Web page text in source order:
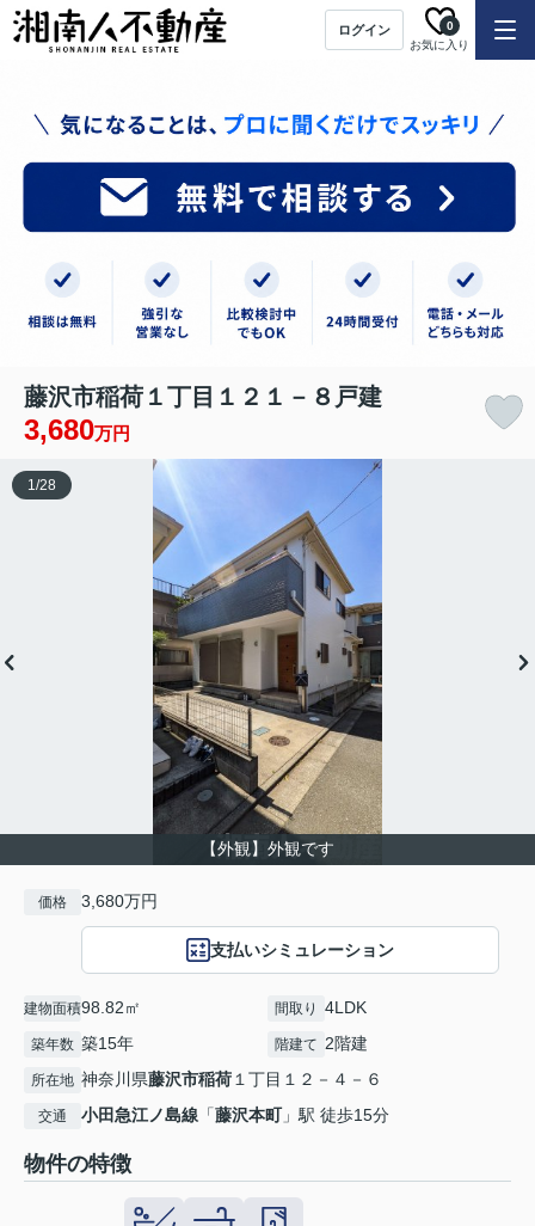
ログイン
お気に入り
0
藤沢市稲荷１丁目１２１－８戸建
3,680万円
【外観】外観です
1/28
価格 3,680万円
支払いシミュレーション
建物面積98.82㎡ 間取り 4LDK
築年数 築15年 階建て 2階建
所在地 神奈川県藤沢市稲荷１丁目１２－４－６
交通 小田急江ノ島線 「藤沢本町」駅 徒歩15分
物件の特徴